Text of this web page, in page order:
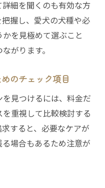
細を聞くのも有効な方
握し、愛犬の犬種や必
を見極めて選ぶこと
がります。
のチェック項目
見つけるには、料金だ
重視して比較検討する
すると、必要なケアが
場合もあるため注意が